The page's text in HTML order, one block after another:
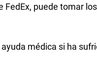
FedEx, puede tomar
médica si ha